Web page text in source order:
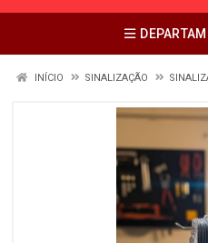
INÍCIO SINALIZAÇÃO